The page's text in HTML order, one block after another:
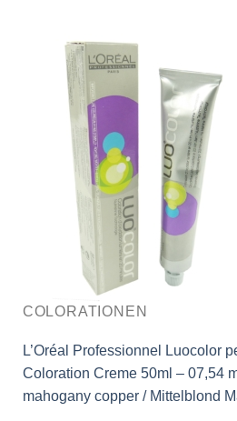
COLORATIONEN
L’Oréal Professionnel Luocolor
Coloration Creme 50ml – 07,54
mahogany copper / Mittelblond